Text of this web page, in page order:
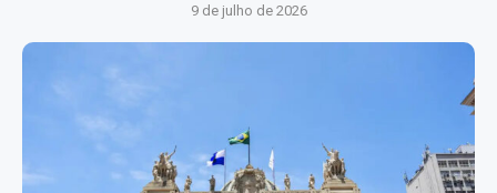
9 de julho de 2026